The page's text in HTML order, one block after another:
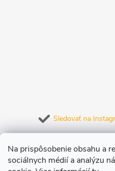
Na prispôsobenie obsahu a
sociálnych médií a analýzu
Sledovať na
Prijímame online platby